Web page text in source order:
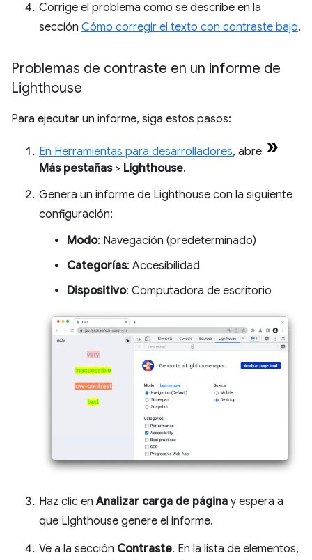
Corrige el problema como se describe en la
sección Cómo corregir el texto con contraste bajo.
Problemas de contraste en un informe de
Lighthouse
Para ejecutar un informe, siga estos pasos:
En Herramientas para desarrolladores, abre
Más pestañas> Lighthouse.
Genera un informe de Lighthouse con la siguiente
configuración:
Modo: Navegación (predeterminado)
Categorías: Accesibilidad
Dispositivo: Computadora de escritorio
Haz clic enAnalizar carga de página y espera a
que Lighthouse genere el informe.
Ve a la sección Contraste. En la lista de elementos,